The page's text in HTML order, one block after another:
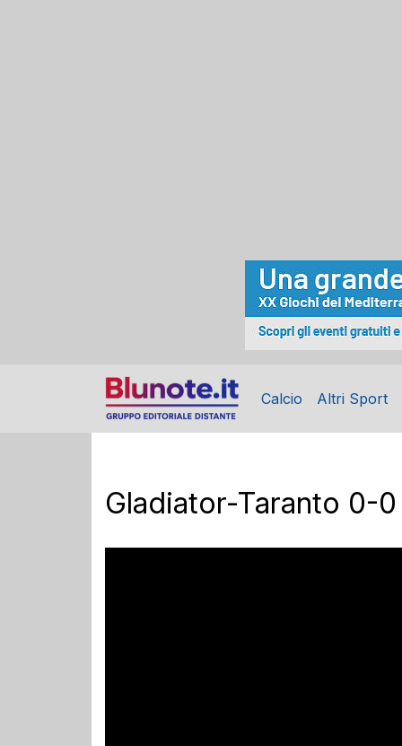
Calcio Altri Sport
Gladiator-Taranto 0-